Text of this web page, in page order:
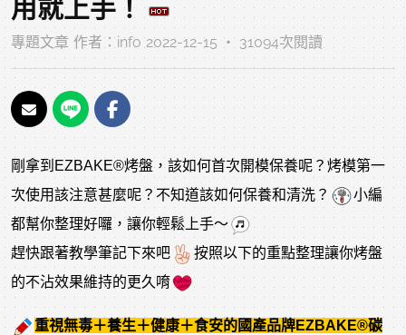
用就上手！
專題文章 作者：info 2022-12-15 ‧ 31094次閱讀
剛拿到EZBAKE®烤盤，該如何首次開模保養呢？烤模第一
次使用該注意甚麼呢？不知道該如何保養和清洗？
小編
都幫你整理好囉，讓你輕鬆上手～
趕快跟著教學筆記下來吧
按照以下的重點整理讓你烤盤
的不沾效果維持的更久唷
重視無毒＋養生＋健康＋食安的國產品牌EZBAKE®碳